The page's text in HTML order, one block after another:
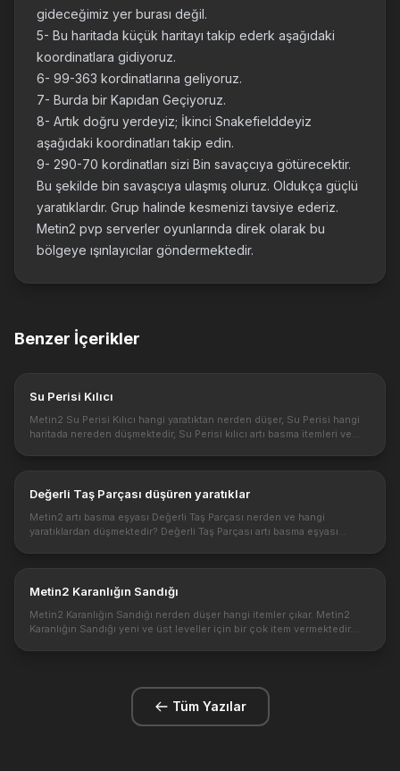
gideceğimiz yer burası değil.
5- Bu haritada küçük haritayı takip ederk aşağıdaki
koordinatlara gidiyoruz.
6- 99-363 kordinatlarına geliyoruz.
7- Burda bir Kapıdan Geçiyoruz.
8- Artık doğru yerdeyiz; İkinci Snakefielddeyiz
aşağıdaki koordinatları takip edin.
9- 290-70 kordinatları sizi Bin savaçcıya götürecektir.
Bu şekilde bin savaşcıya ulaşmış oluruz. Oldukça güçlü
yaratıklardır. Grup halinde kesmenizi tavsiye ederiz.
Metin2 pvp serverler oyunlarında direk olarak bu
bölgeye ışınlayıcılar göndermektedir.
Benzer İçerikler
Su Perisi Kılıcı
Metin2 Su Perisi Kılıcı hangi yaratıktan nerden düşer, Su Perisi hangi
haritada nereden düşmektedir, Su Perisi kılıcı artı basma itemleri ve
Değerli Taş Parçası düşüren yaratıklar
Metin2 artı basma eşyası Değerli Taş Parçası nerden ve hangi
yaratıklardan düşmektedir? Değerli Taş Parçası artı basma eşyası
Metin2 Karanlığın Sandığı
Metin2 Karanlığın Sandığı nerden düşer hangi itemler çıkar. Metin2
Karanlığın Sandığı yeni ve üst leveller için bir çok item vermektedir.
Tüm Yazılar